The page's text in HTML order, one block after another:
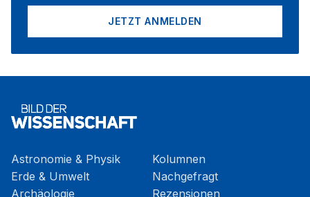
JETZT ANMELDEN
Astronomie & Physik
Erde & Umwelt
Archäologie
Kolumnen
Nachgefragt
Rezensionen